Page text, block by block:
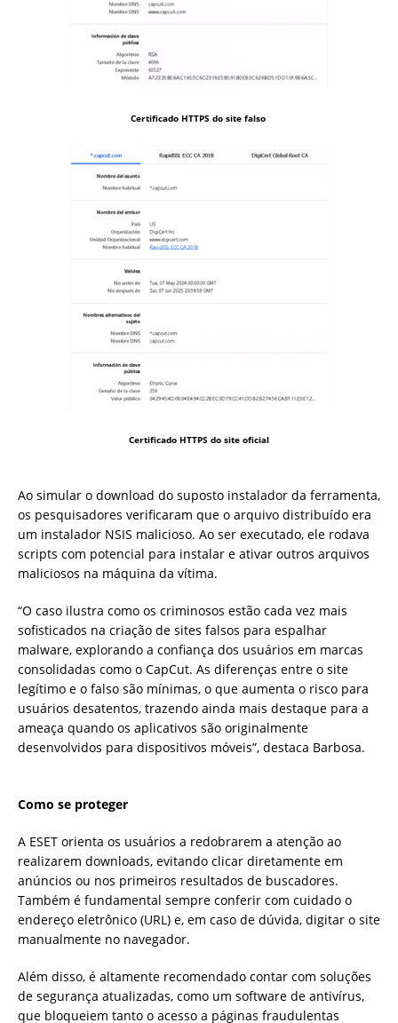
Certificado HTTPS do site falso
Certificado HTTPS do site oficial
Ao simular o download do suposto instalador da ferramenta,
os pesquisadores verificaram que o arquivo distribuído era
um instalador NSIS malicioso. Ao ser executado, ele rodava
scripts com potencial para instalar e ativar outros arquivos
maliciosos na máquina da vítima.
“O caso ilustra como os criminosos estão cada vez mais
sofisticados na criação de sites falsos para espalhar
malware, explorando a confiança dos usuários em marcas
consolidadas como o CapCut. As diferenças entre o site
legítimo e o falso são mínimas, o que aumenta o risco para
usuários desatentos, trazendo ainda mais destaque para a
ameaça quando os aplicativos são originalmente
desenvolvidos para dispositivos móveis”, destaca Barbosa.
Como se proteger
A ESET orienta os usuários a redobrarem a atenção ao
realizarem downloads, evitando clicar diretamente em
anúncios ou nos primeiros resultados de buscadores.
Também é fundamental sempre conferir com cuidado o
endereço eletrônico (URL) e, em caso de dúvida, digitar o site
manualmente no navegador.
Além disso, é altamente recomendado contar com soluções
de segurança atualizadas, como um software de antivírus,
que bloqueiem tanto o acesso a páginas fraudulentas